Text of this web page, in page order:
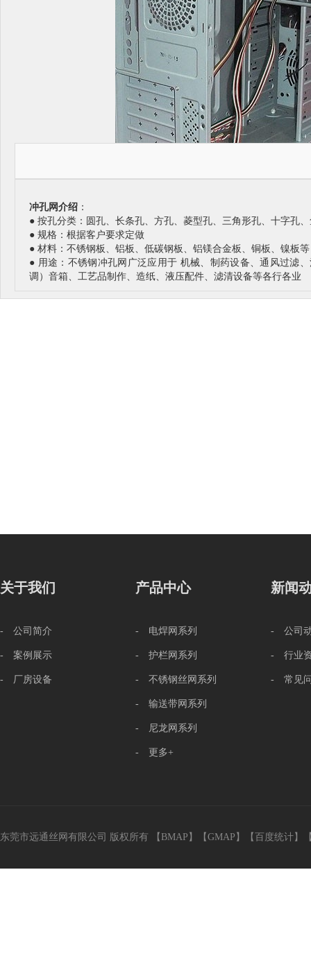
冲孔网介绍 ：
● 按孔分类：圆孔、长条孔、方孔、菱型孔、三角形孔、十字孔
● 规格：根据客户要求定做
● 材料：不锈钢板、铝板、低碳钢板、铝镁合金板、铜板、镍板等
● 用途：不锈钢冲孔网广泛应用于 机械、制药设备、通风过滤
调）音箱、工艺品制作、造纸、液压配件、滤清设备等各行各业
关于我们
- 公司简介
- 案例展示
- 厂房设备
产品中心
- 电焊网系列
- 护栏网系列
- 不锈钢丝网系列
- 输送带网系列
- 尼龙网系列
- 更多+
新闻
- 公司
- 行业
- 常见
东莞市远通丝网有限公司 版权所有 【 BMAP 】【 GMAP 】【 百度统计 】